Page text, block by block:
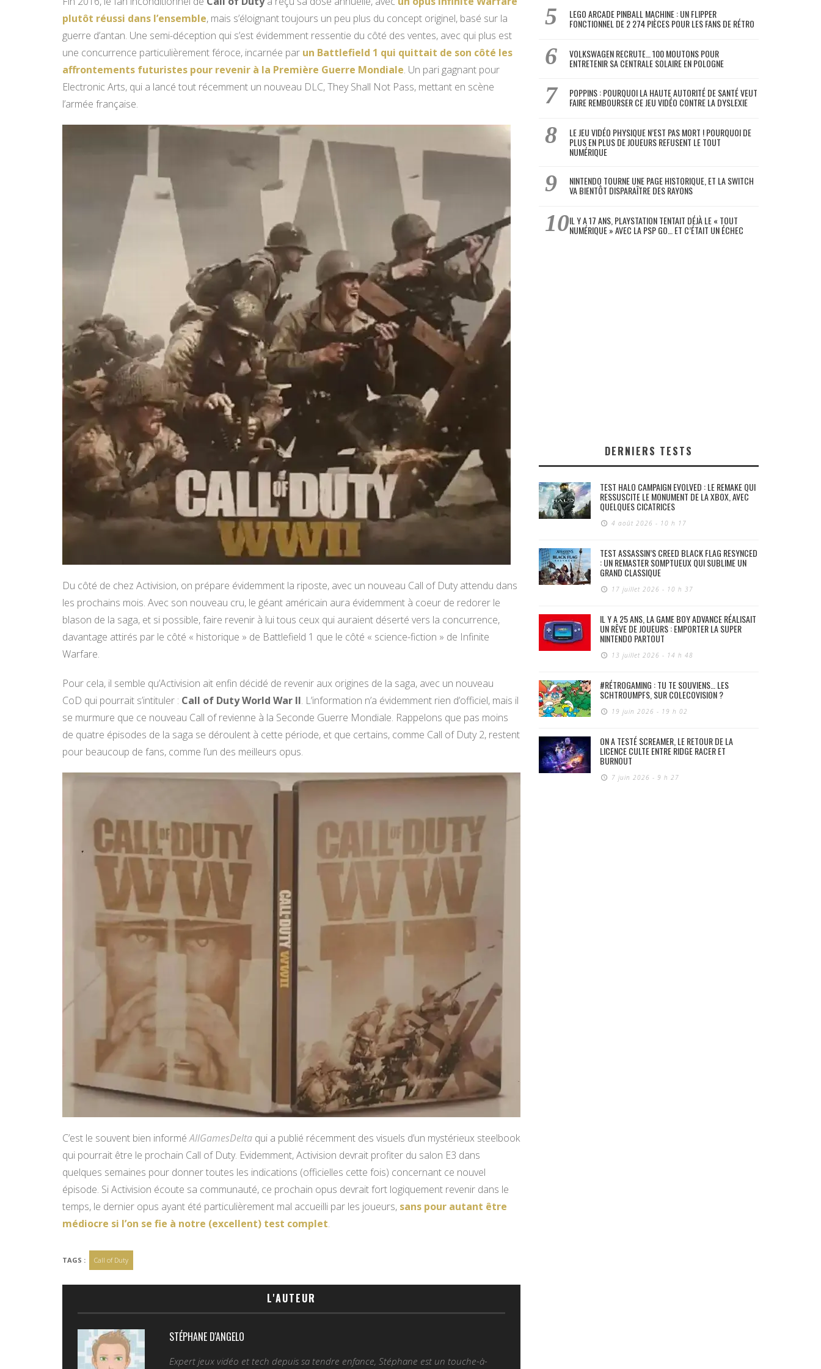
plutôt réussi dans l’ensemble, mais s’éloignant toujours un peu plus du concept originel, basé sur la
guerre d’antan. Une semi-déception qui s’est évidemment ressentie du côté des ventes, avec qui plus est
une concurrence particulièrement féroce, incarnée par un Battlefield 1 qui quittait de son côté les
affrontements futuristes pour revenir à la Première Guerre Mondiale. Un pari gagnant pour
Electronic Arts, qui a lancé tout récemment un nouveau DLC, They Shall Not Pass, mettant en scène
l’armée française.
Du côté de chez Activision, on prépare évidemment la riposte, avec un nouveau Call of Duty attendu dans
les prochains mois. Avec son nouveau cru, le géant américain aura évidemment à coeur de redorer le
blason de la saga, et si possible, faire revenir à lui tous ceux qui auraient déserté vers la concurrence,
davantage attirés par le côté « historique » de Battlefield 1 que le côté « science-fiction » de Infinite
Warfare.
Pour cela, il semble qu’Activision ait enfin décidé de revenir aux origines de la saga, avec un nouveau
CoD qui pourrait s’intituler : Call of Duty World War II. L’information n’a évidemment rien d’officiel, mais il
se murmure que ce nouveau Call of revienne à la Seconde Guerre Mondiale. Rappelons que pas moins
de quatre épisodes de la saga se déroulent à cette période, et que certains, comme Call of Duty 2, restent
pour beaucoup de fans, comme l’un des meilleurs opus.
C’est le souvent bien informéAllGamesDelta qui a publié récemment des visuels d’un mystérieux steelbook
qui pourrait être le prochain Call of Duty. Evidemment, Activision devrait profiter du salon E3 dans
quelques semaines pour donner toutes les indications (officielles cette fois) concernant ce nouvel
épisode. Si Activision écoute sa communauté, ce prochain opus devrait fort logiquement revenir dans le
temps, le dernier opus ayant été particulièrement mal accueilli par les joueurs, sans pour autant être
médiocre si l’on se fie à notre (excellent) test complet.
TAGS : Call of Duty
L'AUTEUR
STÉPHANE D'ANGELO
Expert jeux vidéo et tech depuis sa tendre enfance, Stéphane est un touche-à-
LEGO ARCADE PINBALL MACHINE : UN FLIPPER
FONCTIONNEL DE 2 274 PIÈCES POUR LES FANS DE RÉTRO
VOLKSWAGEN RECRUTE… 100 MOUTONS POUR
ENTRETENIR SA CENTRALE SOLAIRE EN POLOGNE
POPPINS : POURQUOI LA HAUTE AUTORITÉ DE SANTÉ VEUT
FAIRE REMBOURSER CE JEU VIDÉO CONTRE LA DYSLEXIE
LE JEU VIDÉO PHYSIQUE N’EST PAS MORT ! POURQUOI DE
PLUS EN PLUS DE JOUEURS REFUSENT LE TOUT
NUMÉRIQUE
NINTENDO TOURNE UNE PAGE HISTORIQUE, ET LA SWITCH
VA BIENTÔT DISPARAÎTRE DES RAYONS
IL Y A 17 ANS, PLAYSTATION TENTAIT DÉJÀ LE « TOUT
NUMÉRIQUE » AVEC LA PSP GO… ET C’ÉTAIT UN ÉCHEC
DERNIERS TESTS
TEST HALO CAMPAIGN EVOLVED : LE REMAKE QUI
RESSUSCITE LE MONUMENT DE LA XBOX, AVEC
QUELQUES CICATRICES
4 août 2026 - 10 h 17
TEST ASSASSIN’S CREED BLACK FLAG RESYNCED
: UN REMASTER SOMPTUEUX QUI SUBLIME UN
GRAND CLASSIQUE
17 juillet 2026 - 10 h 37
IL Y A 25 ANS, LA GAME BOY ADVANCE RÉALISAIT
UN RÊVE DE JOUEURS : EMPORTER LA SUPER
NINTENDO PARTOUT
13 juillet 2026 - 14 h 48
#RÉTROGAMING : TU TE SOUVIENS… LES
SCHTROUMPFS, SUR COLECOVISION ?
19 juin 2026 - 19 h 02
ON A TESTÉ SCREAMER, LE RETOUR DE LA
LICENCE CULTE ENTRE RIDGE RACER ET
BURNOUT
7 juin 2026 - 9 h 27